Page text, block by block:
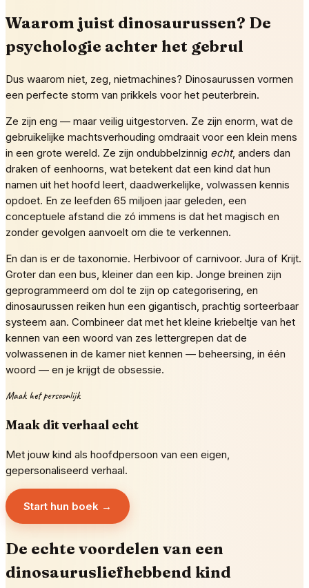
Waarom juist dinosaurussen? De
psychologie achter het gebrul
Dus waarom niet, zeg, nietmachines? Dinosaurussen vormen
een perfecte storm van prikkels voor het peuterbrein.
Ze zijn eng — maar veilig uitgestorven. Ze zijn enorm, wat de
gebruikelijke machtsverhouding omdraait voor een klein mens
in een grote wereld. Ze zijn ondubbelzinnig echt, anders dan
draken of eenhoorns, wat betekent dat een kind dat hun
namen uit het hoofd leert, daadwerkelijke, volwassen kennis
opdoet. En ze leefden 65 miljoen jaar geleden, een
conceptuele afstand die zó immens is dat het magisch en
zonder gevolgen aanvoelt om die te verkennen.
En dan is er de taxonomie. Herbivoor of carnivoor. Jura of Krijt.
Groter dan een bus, kleiner dan een kip. Jonge breinen zijn
geprogrammeerd om dol te zijn op categorisering, en
dinosaurussen reiken hun een gigantisch, prachtig sorteerbaar
systeem aan. Combineer dat met het kleine kriebeltje van het
kennen van een woord van zes lettergrepen dat de
volwassenen in de kamer niet kennen — beheersing, in één
woord — en je krijgt de obsessie.
Maak het persoonlijk
Maak dit verhaal echt
Met jouw kind als hoofdpersoon van een eigen,
gepersonaliseerd verhaal.
Start hun boek →
De echte voordelen van een
dinosaurusliefhebbend kind